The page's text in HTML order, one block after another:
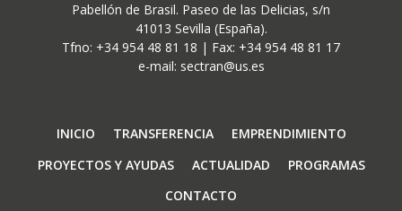
Pabellón de Brasil. Paseo de las Delicias, s/n
41013 Sevilla (España).
Tfno: +34 954 48 81 18 | Fax: +34 954 48 81 17
e-mail: sectran@us.es
Navegación
principal
INICIO TRANSFERENCIA
EMPRENDIMIENTO
PROYECTOS Y AYUDAS
ACTUALIDAD
PROGRAMAS
CONTACTO